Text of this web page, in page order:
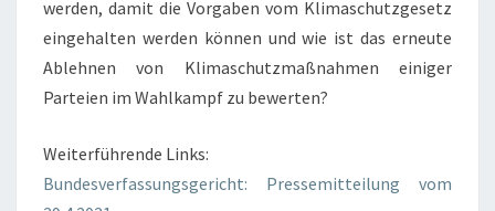
werden, damit die Vorgaben vom Klimaschutzgesetz
eingehalten werden können und wie ist das erneute
Ablehnen von Klimaschutzmaßnahmen einiger
Parteien im Wahlkampf zu bewerten?
Weiterführende Links:
Bundesverfassungsgericht: Pressemitteilung vom